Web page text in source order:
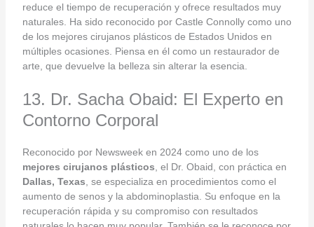
reduce el tiempo de recuperación y ofrece resultados muy
naturales. Ha sido reconocido por Castle Connolly como uno
de los mejores cirujanos plásticos de Estados Unidos en
múltiples ocasiones. Piensa en él como un restaurador de
arte, que devuelve la belleza sin alterar la esencia.
13. Dr. Sacha Obaid: El Experto en
Contorno Corporal
Reconocido por Newsweek en 2024 como uno de los
mejores cirujanos plásticos, el Dr. Obaid, con práctica en
Dallas, Texas, se especializa en procedimientos como el
aumento de senos y la abdominoplastia. Su enfoque en la
recuperación rápida y su compromiso con resultados